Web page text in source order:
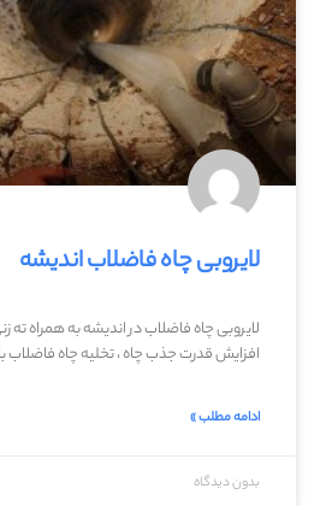
لایروبی چاه فاضلاب اندیشه
لایروبی چاه فاضلاب در اندیشه به همراه
افزایش قدرت جذب چاه ، تخلیه چاه فاضلاب
ادامه مطلب »
بدون دیدگاه